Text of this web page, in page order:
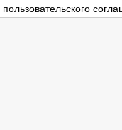
пользовательского